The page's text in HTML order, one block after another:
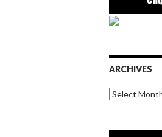
ARCHIVES
Archives